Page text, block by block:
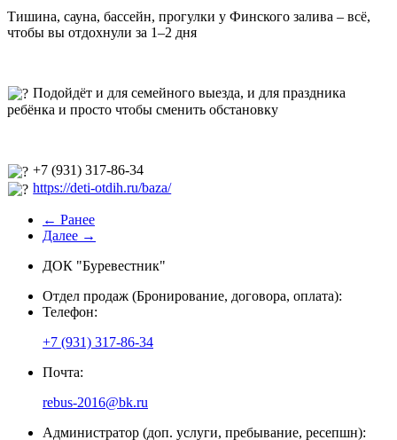
Тишина, сауна, бассейн, прогулки у Финского залива – всё,
чтобы вы отдохнули за 1–2 дня
Подойдёт и для семейного выезда, и для праздника
ребёнка и просто чтобы сменить обстановку
+7 (931) 317-86-34
https://deti-otdih.ru/baza/
← Ранее
Далее →
ДОК "Буревестник"
Отдел продаж (Бронирование, договора, оплата):
Телефон:
+7 (931) 317-86-34
Почта:
rebus-2016@bk.ru
Администратор (доп. услуги, пребывание, ресепшн):